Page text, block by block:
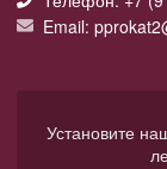
Email:
Установите